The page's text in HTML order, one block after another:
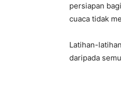
persiapan
cuaca tidak
Latihan-
daripada